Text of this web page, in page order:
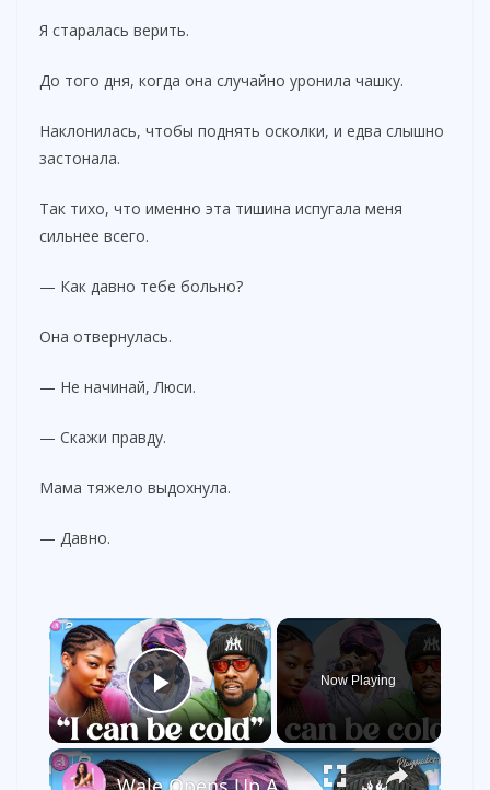
Я старалась верить.
До того дня, когда она случайно уронила чашку.
Наклонилась, чтобы поднять осколки, и едва слышно
застонала.
Так тихо, что именно эта тишина испугала меня
сильнее всего.
— Как давно тебе больно?
Она отвернулась.
— Не начинай, Люси.
— Скажи правду.
Мама тяжело выдохнула.
— Давно.
×
Play Video
Now Playing
×